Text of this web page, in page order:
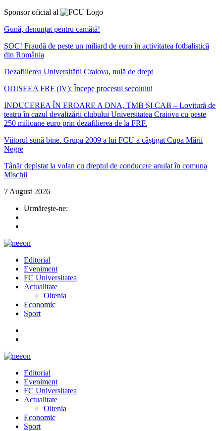
Sponsor oficial al
Gună, denunțat pentru camătă!
ȘOC! Fraudă de peste un miliard de euro în activitatea fotbalistică
din România
Dezafilierea Universității Craiova, nulă de drept
ODISEEA FRF (IV): Începe procesul secolului
INDUCEREA ÎN EROARE A DNA, TMB ȘI CAB – Lovitură de
teatru în cazul devalizării clubului Universitatea Craiova cu peste
250 milioane euro prin dezafilierea de la FRF.
Viitorul sună bine. Grupa 2009 a lui FCU a câștigat Cupa Mării
Negre
Tânăr depistat la volan cu dreptul de conducere anulat în comuna
Mischii
7 August 2026
Urmăreşte-ne:
Editorial
Eveniment
FC Universitatea
Actualitate
Oltenia
Economic
Sport
Editorial
Eveniment
FC Universitatea
Actualitate
Oltenia
Economic
Sport